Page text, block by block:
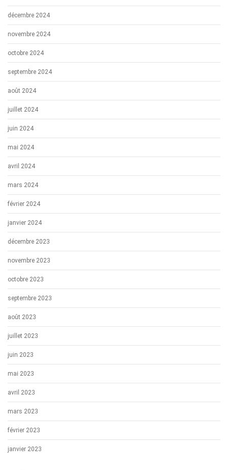
décembre 2024
novembre 2024
octobre 2024
septembre 2024
août 2024
juillet 2024
juin 2024
mai 2024
avril 2024
mars 2024
février 2024
janvier 2024
décembre 2023
novembre 2023
octobre 2023
septembre 2023
août 2023
juillet 2023
juin 2023
mai 2023
avril 2023
mars 2023
février 2023
janvier 2023